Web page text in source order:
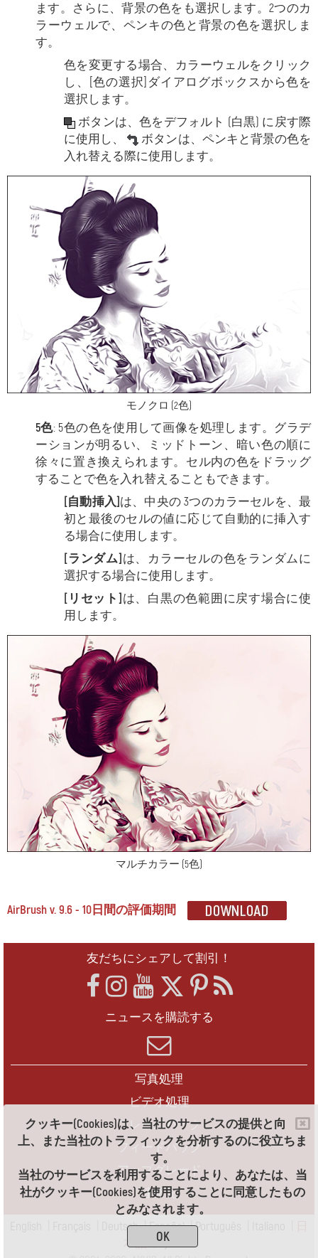
クッキー(Cookies)は、当社のサービスの提供と向
上、また当社のトラフィックを分析するのに役立ちま
す。
当社のサービスを利用することにより、あなたは、当
社がクッキー(Cookies)を使用することに同意したもの
とみなされます。
OK
ます。さらに、背景の色をも選択します。2つのカ
ラーウェルで、ペンキの色と背景の色を選択しま
す。
色を変更する場合、カラーウェルをクリック
し、[色の選択]ダイアログボックスから色を
選択します。
ボタンは、色をデフォルト (白黒) に戻す際
に使用し、
ボタンは、ペンキと背景の色を
入れ替える際に使用します。
モノクロ (2色)
5色: 5色の色を使用して画像を処理します。グラデ
ーションが明るい、ミッドトーン、暗い色の順に
徐々に置き換えられます。セル内の色をドラッグ
することで色を入れ替えることもできます。
[自動挿入]は、中央の 3つのカラーセルを、最
初と最後のセルの値に応じて自動的に挿入す
る場合に使用します。
[ランダム]は、カラーセルの色をランダムに
選択する場合に使用します。
[リセット]は、白黒の色範囲に戻す場合に使
用します。
マルチカラー (5色)
AirBrush v. 9.6 - 10日間の評価期間
友だちにシェアして割引！
ニュースを購読する
写真処理
ビデオ処理
フレームパック
フィードバック
アップグレード
連絡先
Deutsch|Español|Português
本語|Pусский